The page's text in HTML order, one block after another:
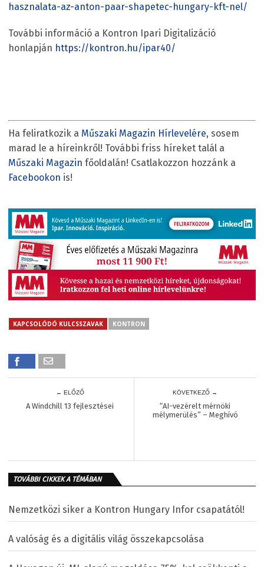
hasznalata-az-anton-paar-shapetec-hungary-kft-nel/
További információ a Kontron Ipari Digitalizáció
honlapján https://kontron.hu/ipar40/
Ha feliratkozik a Műszaki Magazin Hírlevelére, sosem
marad le a híreinkről! További friss híreket talál a
Műszaki Magazin főoldalán! Csatlakozzon hozzánk a
Facebookon is!
KAPCSOLÓDÓ KULCSSZAVAK KONTRON
← ELŐZŐ
A Windchill 13 fejlesztései
KÖVETKEZŐ →
“AI-vezérelt mérnöki
mélymerülés” – Meghívó
TOVÁBBI CIKKEK A TÉMÁBAN
Nemzetközi siker a Kontron Hungary Infor csapatától!
A valóság és a digitális világ összekapcsolása